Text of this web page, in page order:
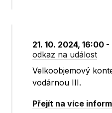
21. 10. 2024, 16:00
odkaz na událost
Velkoobjemový
vodárnou III.
Přejít na více